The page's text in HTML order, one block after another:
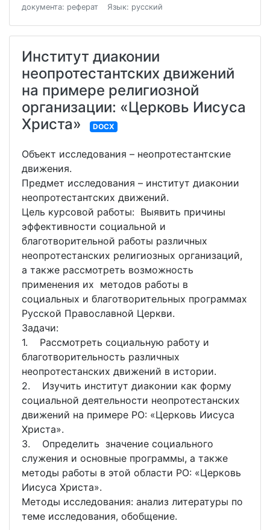
документа: реферат Язык: русский
Институт диаконии
неопротестантских движений
на примере религиозной
организации: «Церковь Иисуса
Христа»
DOCX
Объект исследования – неопротестантские
движения.
Предмет исследования – институт диаконии
неопротестантских движений.
Цель курсовой работы: Выявить причины
эффективности социальной и
благотворительной работы различных
неопротестанских религиозных организаций,
а также рассмотреть возможность
применения их методов работы в
социальных и благотворительных программах
Русской Православной Церкви.
Задачи:
1. Рассмотреть социальную работу и
благотворительность различных
неопротестанских движений в истории.
2. Изучить институт диаконии как форму
социальной деятельности неопротестанских
движений на примере РО: «Церковь Иисуса
Христа».
3. Определить значение социального
служения и основные программы, а также
методы работы в этой области РО: «Церковь
Иисуса Христа».
Методы исследования: анализ литературы по
теме исследования, обобщение.